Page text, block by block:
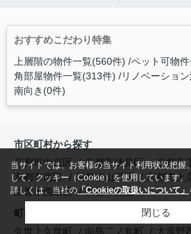
おすすめこだわり特集
上層階の物件一覧(560件) ペット可物
角部屋物件一覧(313件) リノベーショ
南向き(0件)
市区町村から探す
京都市中京区
京都市伏見区 京都市
京都市南区
京都市山科区 京都市上
京都市西京区
京都市北区
町名から探す
久世上久世町
向島二ノ丸町 大原野
当サイトでは、お客様の当サイト利用状況把握
して、クッキー（Cookie）を使用しています。
詳しくは、当社の 「Cookieの取扱いについて」
閉じる